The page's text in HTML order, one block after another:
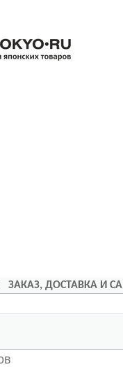
ЗАКАЗ, ДОСТАВКА И